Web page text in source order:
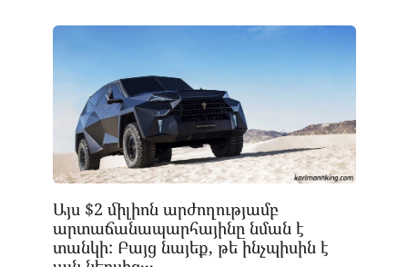
Այս $2 միլիոն արժողությամբ
արտաճանապարհայինը նման է
տանկի: Բայց նայեք, թե ինչպիսին է